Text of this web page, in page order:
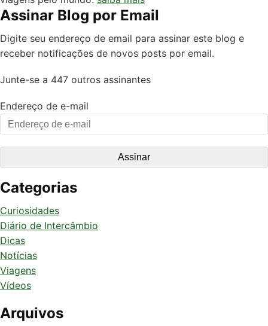
Assinar Blog por Email
Digite seu endereço de email para assinar este blog e
receber notificações de novos posts por email.
Junte-se a 447 outros assinantes
Endereço de e-mail
Categorias
Curiosidades
Diário de Intercâmbio
Dicas
Notícias
Viagens
Vídeos
Arquivos